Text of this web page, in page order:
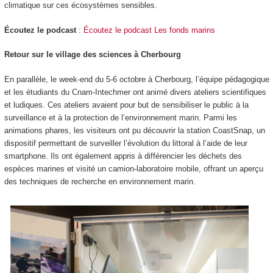
climatique sur ces écosystèmes sensibles.
Écoutez le podcast: Écoutez le podcast Les fonds marins
Retour sur le village des sciences à Cherbourg
En parallèle, le week-end du 5-6 octobre à Cherbourg, l’équipe pédagogique
et les étudiants du Cnam-Intechmer ont animé divers ateliers scientifiques
et ludiques. Ces ateliers avaient pour but de sensibiliser le public à la
surveillance et à la protection de l’environnement marin. Parmi les
animations phares, les visiteurs ont pu découvrir la station CoastSnap, un
dispositif permettant de surveiller l’évolution du littoral à l’aide de leur
smartphone. Ils ont également appris à différencier les déchets des
espèces marines et visité un camion-laboratoire mobile, offrant un aperçu
des techniques de recherche en environnement marin.